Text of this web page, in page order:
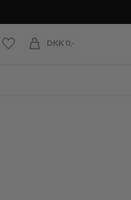
DKK 0,-